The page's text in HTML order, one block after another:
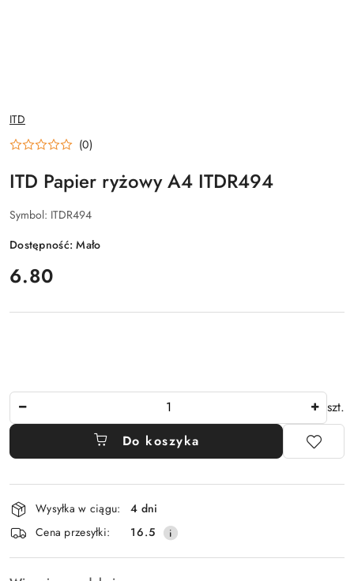
NAZWA
PRODUCENTA:
ITD
(0)
ITD Papier ryżowy A4 ITDR494
Symbol: ITDR494
Dostępność:Mało
cena:
6.80
szt.
Do koszyka
Dostępność
i
dostawa
Wysyłka w ciągu:
4 dni
Cena przesyłki:
16.5